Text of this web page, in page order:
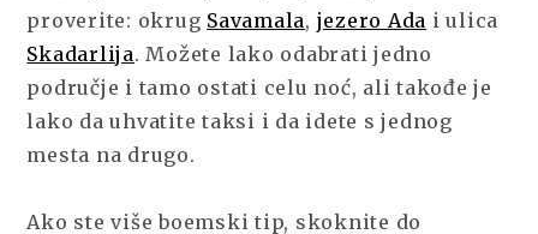
proverite: okrug Savamala, jezero Ada i ulica
Skadarlija. Možete lako odabrati jedno
područje i tamo ostati celu noć, ali takođe je
lako da uhvatite taksi i da idete s jednog
mesta na drugo.
Ako ste više boemski tip, skoknite do